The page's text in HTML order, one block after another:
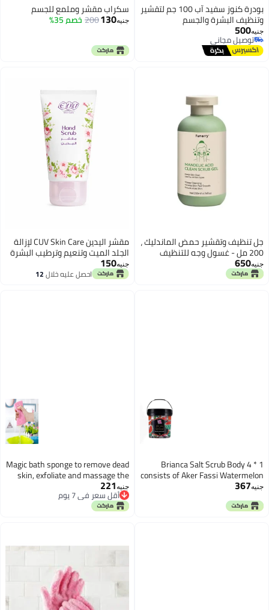
بودرة كنوز سفيد آب 100 جم لتقشير
وتنظيف البشرة والجسم
جنيه500
توصيل مجاني
توصيل مجاني
سكراب مقشر وملمع للجسم
جنيه130
200خصم 35%
جل تنظيف وتقشير حمض الماندليك ،
200 مل - غسول وجه للتنظيف
العميق لجميع أنواع البشرة
جنيه650
مقشر اليدين CUV Skin Care لإزالة
الجلد الميت وتنعيم وترطيب البشرة
– مناسب لجميع أنواع البشرة
جنيه150
احصل عليه خلال12
اغسطس
Brianca Salt Scrub Body 4 * 1
consists of Aker Fassi Watermelon
Salt Scrub/Loofah/Pumice
Stone/Deer Heel Gel
جنيه367
Magic bath sponge to remove dead
skin, exfoliate and massage the
body. Dead Skin Sponge Remover
for Adult, Baby, Pregnant Women
(Pink)
جنيه221
أقل سعر في 7 يوم
أقل سعر في 7 يوم